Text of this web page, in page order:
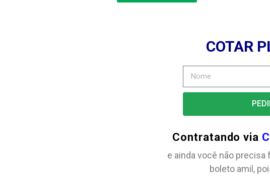
COTAR
Contratando via
e ainda você não
boleto amil,